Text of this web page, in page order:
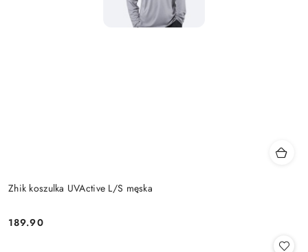
Zhik koszulka UVActive L/S męska
Cena:
189.90